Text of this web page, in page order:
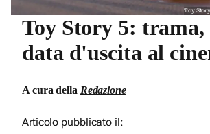
Toy
Toy Story 5: trama,
data d'uscita al
A cura della Redazione
Articolo pubblicato il: